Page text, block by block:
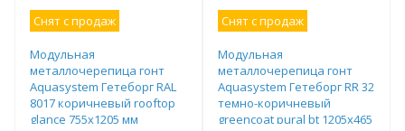
Снят с продаж
Модульная
металлочерепица гонт
Aquasystem Гетеборг RAL
8017 коричневый rooftop
glance 755х1205 мм
Снят с продаж
Модульная
металлочерепица гонт
Aquasystem Гетеборг RR 32
темно-коричневый
greencoat pural bt 1205х465